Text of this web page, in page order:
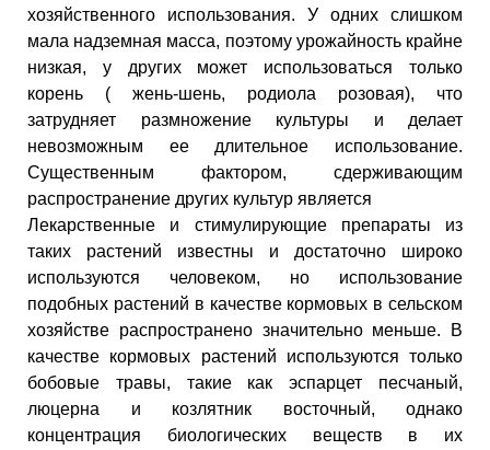
хозяйственного использования. У одних слишком
мала надземная масса, поэтому урожайность крайне
низкая, у других может использоваться только
корень ( жень-шень, родиола розовая), что
затрудняет размножение культуры и делает
невозможным ее длительное использование.
Существенным фактором, сдерживающим
распространение других культур является
Лекарственные и стимулирующие препараты из
таких растений известны и достаточно широко
используются человеком, но использование
подобных растений в качестве кормовых в сельском
хозяйстве распространено значительно меньше. В
качестве кормовых растений используются только
бобовые травы, такие как эспарцет песчаный,
люцерна и козлятник восточный, однако
концентрация биологических веществ в их